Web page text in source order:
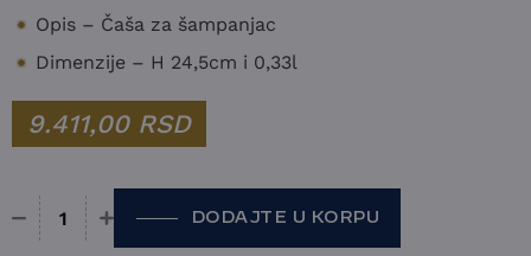
Opis – Čaša za šampanjac
Dimenzije – H 24,5cm i 0,33l
9.411,00 RSD
Čaša Riedel - Sommeliers količina
DODAJTE U KORPU